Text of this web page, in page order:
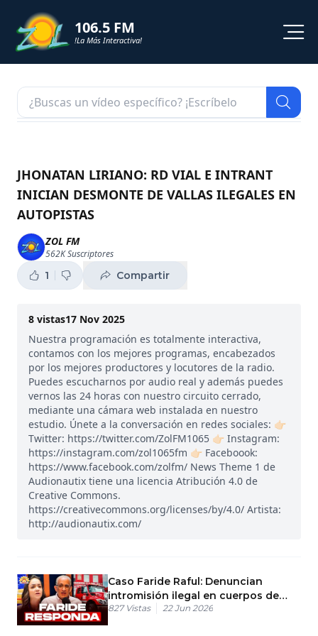
106.5 FM
!La Más Interactiva!
NOTICIAS
SHORTS
PODCAST
ZOL TV
JHONATAN LIRIANO: RD VIAL E INTRANT
INICIAN DESMONTE DE VALLAS ILEGALES EN
AUTOPISTAS
ZOL FM
562KSuscriptores
1 Compartir
8 vistas17 Nov 2025
Nuestra programación es totalmente interactiva,
contamos con los mejores programas, encabezados
por los mejores productores y locutores de la radio.
Puedes escucharnos por audio real y además puedes
vernos las 24 horas con nuestro circuito cerrado,
mediante una cámara web instalada en nuestro
estudio. Únete a la conversación en redes sociales: 👉🏻
Twitter: https://twitter.com/ZolFM1065 👉🏻 Instagram:
https://instagram.com/zol1065fm 👉🏻 Faceboook:
https://www.facebook.com/zolfm/ News Theme 1 de
Audionautix tiene una licencia Atribución 4.0 de
Creative Commons.
https://creativecommons.org/licenses/by/4.0/ Artista:
http://audionautix.com/
Caso Faride Raful: Denuncian
intromisión ilegal en cuerpos de
bomberos
827 Vistas 22 Jun 2026